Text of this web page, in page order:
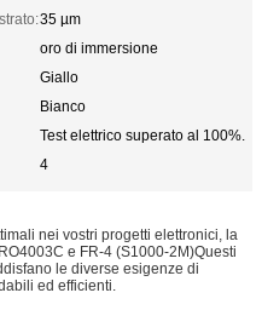
35 µm
oro di immersione
Giallo
Bianco
Test elettrico superato al 100%.
4
nei vostri progetti elettronici, la
e FR-4 (S1000-2M)Questi
le diverse esigenze di
ed efficienti.